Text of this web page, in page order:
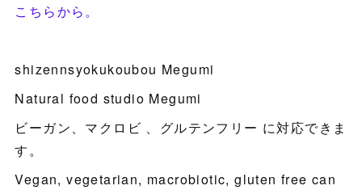
こちらから。
shizennsyokukoubou Megumi
Natural food studio Megumi
ビーガン、マクロビ 、グルテンフリー に対応できま
す。
Vegan, vegetarian, macrobiotic, gluten free can